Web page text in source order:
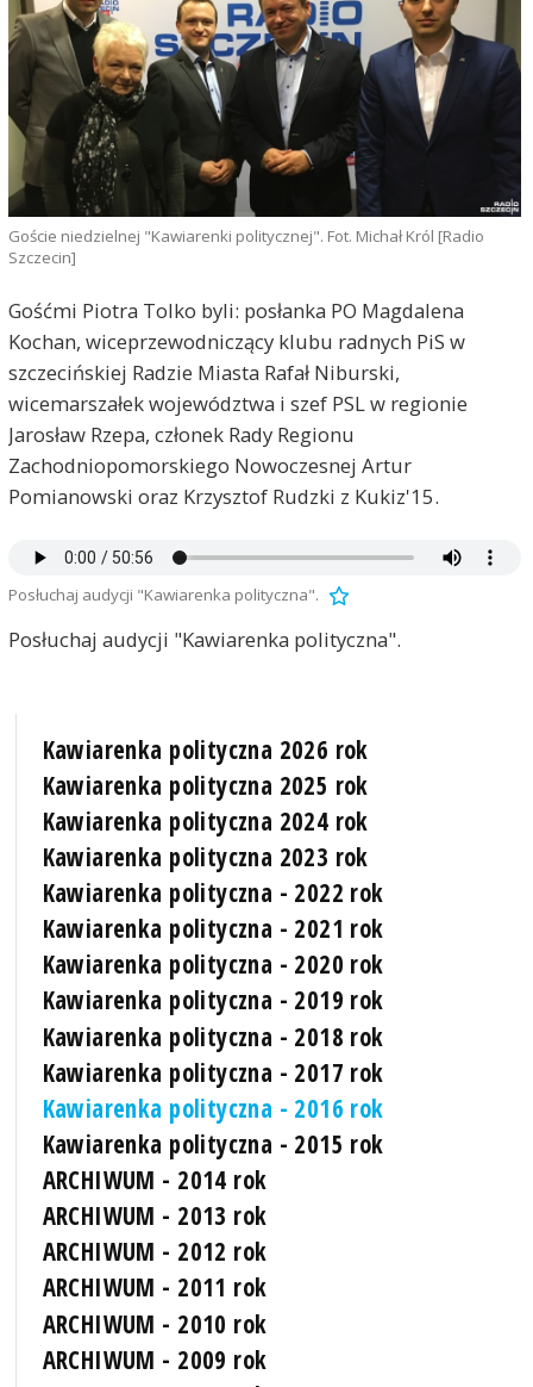
Goście niedzielnej "Kawiarenki politycznej". Fot. Michał Król [Radio
Szczecin]
Gośćmi Piotra Tolko byli: posłanka PO Magdalena
Kochan, wiceprzewodniczący klubu radnych PiS w
szczecińskiej Radzie Miasta Rafał Niburski,
wicemarszałek województwa i szef PSL w regionie
Jarosław Rzepa, członek Rady Regionu
Zachodniopomorskiego Nowoczesnej Artur
Pomianowski oraz Krzysztof Rudzki z Kukiz'15.
Posłuchaj audycji "Kawiarenka polityczna".
Posłuchaj audycji "Kawiarenka polityczna".
Kawiarenka polityczna 2026 rok
Kawiarenka polityczna 2025 rok
Kawiarenka polityczna 2024 rok
Kawiarenka polityczna 2023 rok
Kawiarenka polityczna - 2022 rok
Kawiarenka polityczna - 2021 rok
Kawiarenka polityczna - 2020 rok
Kawiarenka polityczna - 2019 rok
Kawiarenka polityczna - 2018 rok
Kawiarenka polityczna - 2017 rok
Kawiarenka polityczna - 2016 rok
Kawiarenka polityczna - 2015 rok
ARCHIWUM - 2014 rok
ARCHIWUM - 2013 rok
ARCHIWUM - 2012 rok
ARCHIWUM - 2011 rok
ARCHIWUM - 2010 rok
ARCHIWUM - 2009 rok